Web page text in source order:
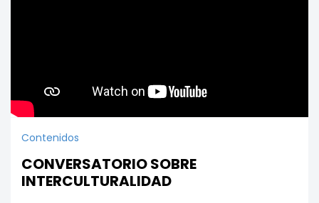
Contenidos
CONVERSATORIO SOBRE
INTERCULTURALIDAD